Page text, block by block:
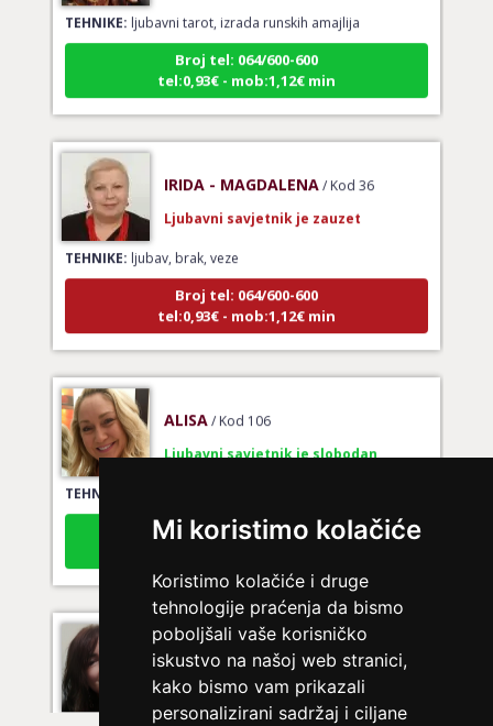
Mi koristimo kolačiće
Koristimo kolačiće i druge
tehnologije praćenja da bismo
poboljšali vaše korisničko
iskustvo na našoj web stranici,
kako bismo vam prikazali
personalizirani sadržaj i ciljane
TEHNIKE:ljubavni tarot, izrada runskih amajlija
Broj tel: 064/600-600
tel:0,93€ - mob:1,12€ min
TEHNIKE:ljubav, brak, veze
Broj tel: 064/600-600
tel:0,93€ - mob:1,12€ min
TEHNIKE:
Broj tel: 064/600-600
tel:0,93€ - mob:1,12€ min
VIKTORIJA / Kod 369
Ljubavni savjetnik je zauzet
TEHNIKE: astrologija